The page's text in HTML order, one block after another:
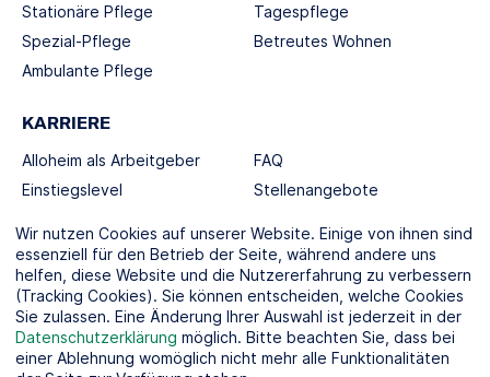
Stationäre Pflege
Spezial-Pflege
Ambulante Pflege
Tagespflege
Betreutes Wohnen
KARRIERE
Alloheim als Arbeitgeber
Einstiegslevel
FAQ
Stellenangebote
SOCIAL MEDIA
Wir nutzen Cookies auf unserer Website. Einige von ihnen sind
essenziell für den Betrieb der Seite, während andere uns
helfen, diese Website und die Nutzererfahrung zu verbessern
(Tracking Cookies). Sie können entscheiden, welche Cookies
Sie zulassen. Eine Änderung Ihrer Auswahl ist jederzeit in der
Datenschutzerklärung möglich. Bitte beachten Sie, dass bei
einer Ablehnung womöglich nicht mehr alle Funktionalitäten